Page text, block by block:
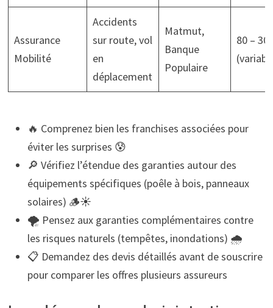
Assurance
Mobilité
Accidents
sur route, vol
en
déplacement
Matmut,
Banque
Populaire
80 –
🔥 Comprenez bien les franchises associées pour
éviter les surprises 😰
🔎 Vérifiez l’étendue des garanties autour des
équipements spécifiques (poêle à bois, panneaux
solaires) 🪵☀️
🌪️ Pensez aux garanties complémentaires contre
les risques naturels (tempêtes, inondations) 🌧️
📋 Demandez des devis détaillés avant de souscrire
pour comparer les offres plusieurs assureurs